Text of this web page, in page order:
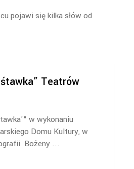
pojawi się kilka słów od
Teatrów
w wykonaniu
Domu Kultury, w
Bożeny